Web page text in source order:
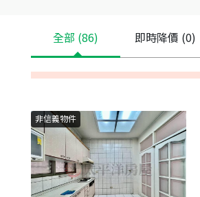
全部 (86) 即時降價 (0)
非信義物件